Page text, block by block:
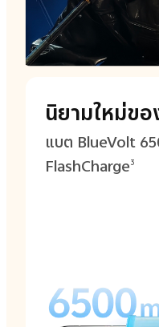
นิยามใหม่ข
แบต BlueVolt
FlashCharge3